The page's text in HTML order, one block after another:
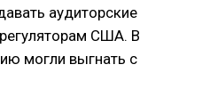
аудиторские
США. В
могли выгнать с